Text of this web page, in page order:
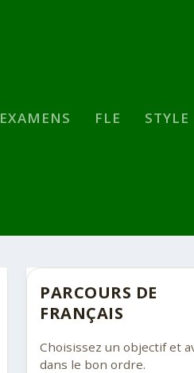
EXAMENS FLE STYLE
PARCOURS DE
FRANÇAIS
Choisissez un objectif et
dans le bon ordre.